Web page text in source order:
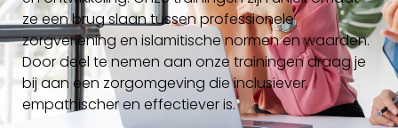
ze een brug slaan tussen professionele
zorgverlening en islamitische normen en waarden.
Door deel te nemen aan onze trainingen draag je
bij aan een zorgomgeving die inclusiever,
empathischeren effectiever is.